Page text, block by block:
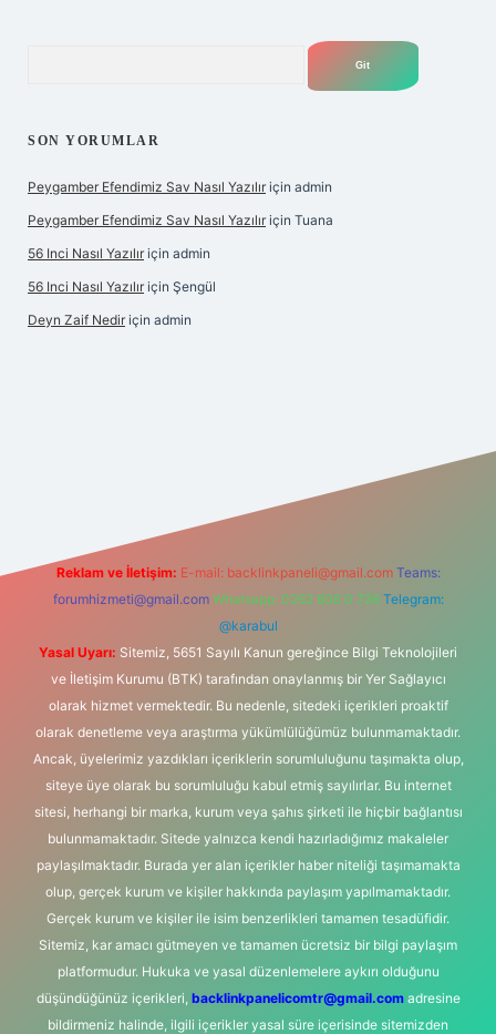
SON YORUMLAR
Peygamber Efendimiz Sav Nasıl Yazılır için admin
Peygamber Efendimiz Sav Nasıl Yazılır için Tuana
56 Inci Nasıl Yazılır için admin
56 Inci Nasıl Yazılır için Şengül
Deyn Zaif Nedir için admin
Reklam ve İletişim: E-mail: backlinkpaneli@gmail.com Teams:
forumhizmeti@gmail.com Whatsapp: 0262 606 0 726 Telegram:
@karabul
Yasal Uyarı: Sitemiz, 5651 Sayılı Kanun gereğince Bilgi Teknolojileri
ve İletişim Kurumu (BTK) tarafından onaylanmış bir Yer Sağlayıcı
olarak hizmet vermektedir. Bu nedenle, sitedeki içerikleri proaktif
olarak denetleme veya araştırma yükümlülüğümüz bulunmamaktadır.
Ancak, üyelerimiz yazdıkları içeriklerin sorumluluğunu taşımakta olup,
siteye üye olarak bu sorumluluğu kabul etmiş sayılırlar. Bu internet
sitesi, herhangi bir marka, kurum veya şahıs şirketi ile hiçbir bağlantısı
bulunmamaktadır. Sitede yalnızca kendi hazırladığımız makaleler
paylaşılmaktadır. Burada yer alan içerikler haber niteliği taşımamakta
olup, gerçek kurum ve kişiler hakkında paylaşım yapılmamaktadır.
Gerçek kurum ve kişiler ile isim benzerlikleri tamamen tesadüfidir.
Sitemiz, kar amacı gütmeyen ve tamamen ücretsiz bir bilgi paylaşım
platformudur. Hukuka ve yasal düzenlemelere aykırı olduğunu
düşündüğünüz içerikleri, backlinkpanelicomtr@gmail.comadresine
bildirmeniz halinde, ilgili içerikler yasal süre içerisinde sitemizden